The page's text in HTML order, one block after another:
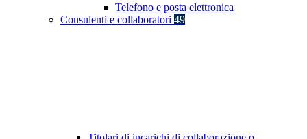
Telefono e posta elettronica
Consulenti e collaboratori 49